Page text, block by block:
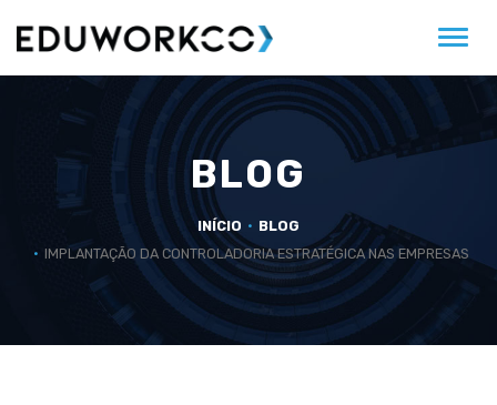
BLOG
INÍCIO
BLOG
IMPLANTAÇÃO DA CONTROLADORIA ESTRATÉGICA NAS EMPRESAS